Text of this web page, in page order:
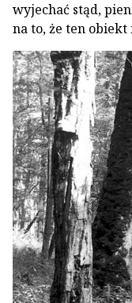
wyjechać stąd,
na to, że ten